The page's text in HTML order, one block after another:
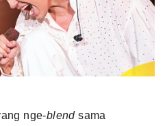
nge-blendsama